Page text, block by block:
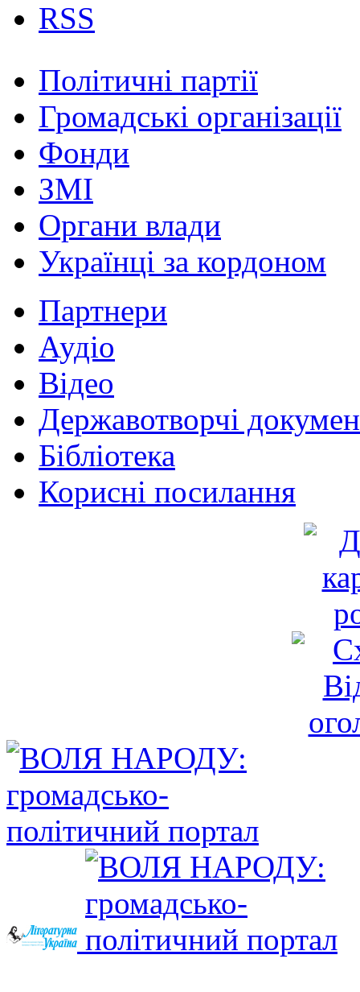
RSS
Політичні партії
Громадські організації
Фонди
ЗМІ
Органи влади
Українці за кордоном
Партнери
Аудіо
Відео
Державотворчі
Бібліотека
Корисні посилання